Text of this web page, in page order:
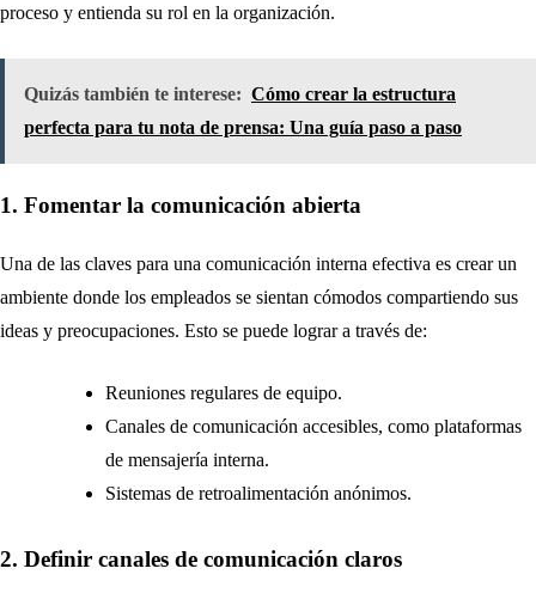
proceso y entienda su rol en la organización.
Quizás también te interese: Cómo crear la estructura
perfecta para tu nota de prensa: Una guía paso a paso
1. Fomentar la comunicación abierta
Una de las claves para una comunicación interna efectiva es crear un
ambiente donde los empleados se sientan cómodos compartiendo sus
ideas y preocupaciones. Esto se puede lograr a través de:
Reuniones regulares de equipo.
Canales de comunicación accesibles, como plataformas
de mensajería interna.
Sistemas de retroalimentación anónimos.
2. Definir canales de comunicación claros